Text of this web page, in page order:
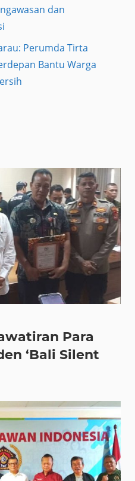
dan
Perumda Tirta
Bantu Warga
Para
‘Bali Silent